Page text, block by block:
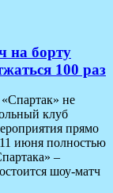
на борту
100 раз
не
клуб
прямо
июня полностью
–
шоу-матч